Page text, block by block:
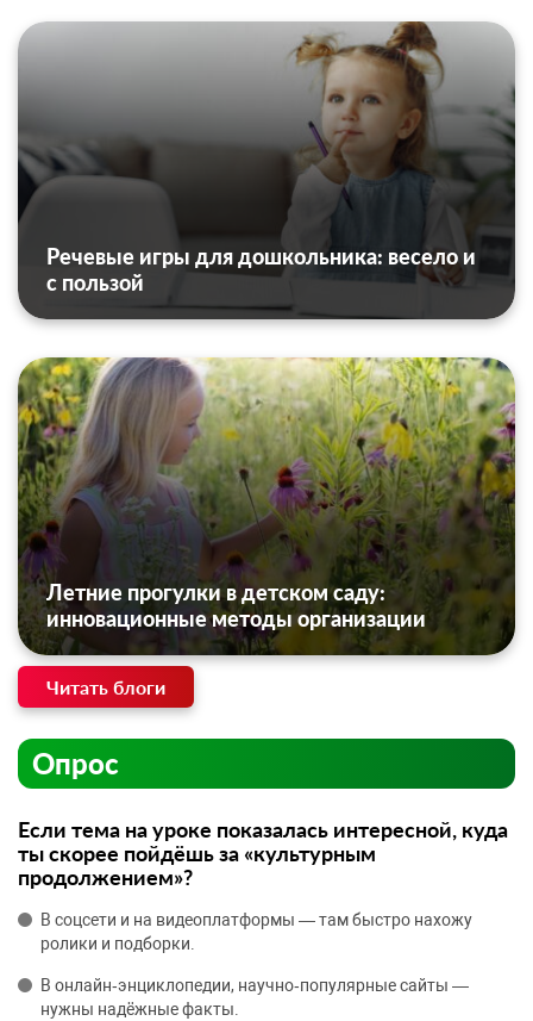
Речевые игры для дошкольника: весело и
с пользой
Летние прогулки в детском саду:
инновационные методы организации
Читать блоги
Опрос
Если тема на уроке показалась интересной, куда
ты скорее пойдёшь за «культурным
продолжением»?
В соцсети и на видеоплатформы — там быстро нахожу
ролики и подборки.
В онлайн‑энциклопедии, научно‑популярные сайты —
нужны надёжные факты.